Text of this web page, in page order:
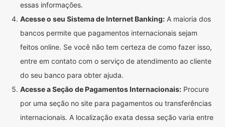
essas informações.
Acesse o seu Sistema de Internet Banking: A maioria dos
bancos permite que pagamentos internacionais sejam
feitos online. Se você não tem certeza de como fazer isso,
entre em contato com o serviço de atendimento ao cliente
do seu banco para obter ajuda.
Acesse a Seção de Pagamentos Internacionais: Procure
por uma seção no site para pagamentos ou transferências
internacionais. A localização exata dessa seção varia entre